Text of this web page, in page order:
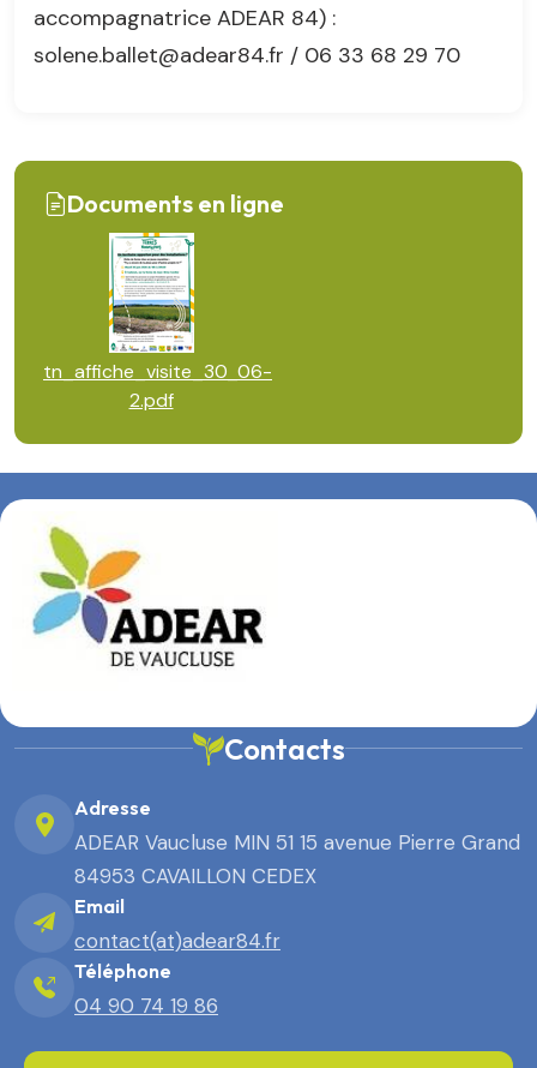
accompagnatrice ADEAR 84) :
solene.ballet@adear84.fr / 06 33 68 29 70
Documents en ligne
tn_affiche_visite_30_06-
2.pdf
Contacts
Adresse
ADEAR Vaucluse MIN 51 15 avenue Pierre Grand
84953 CAVAILLON CEDEX
Email
contact(at)adear84.fr
Téléphone
04 90 74 19 86